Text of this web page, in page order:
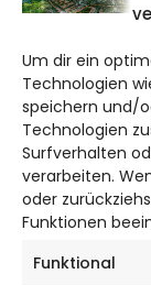
Um dir ein
Technologien
speichern und/
Technologien
Surfverhalten
verarbeiten.
oder
Funktionen
Funktional
Bruchtorwall 12
38100
Telefon: 0531
DAS
Impressum